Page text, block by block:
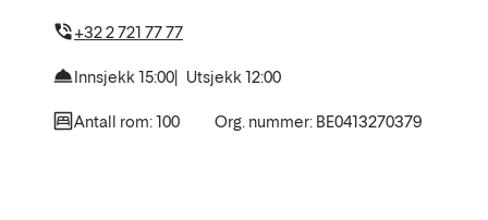
+32 2 721 77 77
Innsjekk 15:00 Utsjekk 12:00
Antall rom: 100 Org. nummer: BE0413270379